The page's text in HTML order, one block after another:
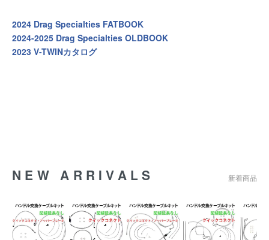
2024 Drag Specialties FATBOOK
2024-2025 Drag Specialties OLDBOOK
2023 V-TWINカタログ
NEW ARRIVALS 新着商品